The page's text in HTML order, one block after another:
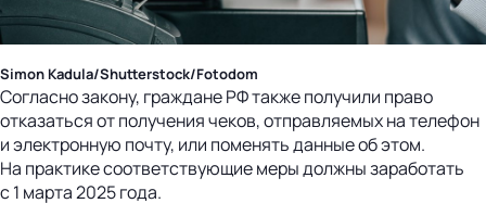
Simon Kadula/Shutterstock/Fotodom
Согласно закону, граждане РФ также получили право
отказаться от получения чеков, отправляемых на телефон
и электронную почту, или поменять данные об этом.
На практике соответствующие меры должны заработать
с 1 марта 2025 года.